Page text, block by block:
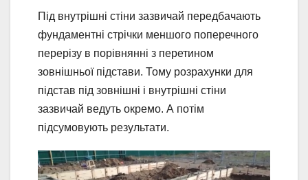
Під внутрішні стіни зазвичай передбачають
фундаментні стрічки меншого поперечного
перерізу в порівнянні з перетином
зовнішньої підстави. Тому розрахунки для
підстав під зовнішні і внутрішні стіни
зазвичай ведуть окремо. А потім
підсумовують результати.